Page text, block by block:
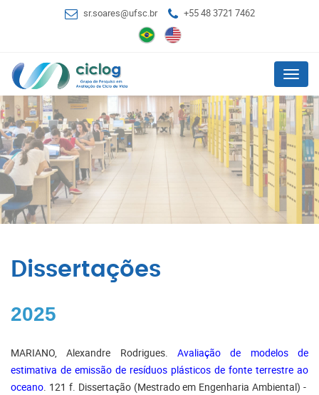
sr.soares@ufsc.br +55 48 3721 7462
Menu
Dissertações
2025
MARIANO, Alexandre Rodrigues. Avaliação de modelos de
estimativa de emissão de resíduos plásticos de fonte terrestre ao
oceano. 121 f. Dissertação (Mestrado em Engenharia Ambiental) -